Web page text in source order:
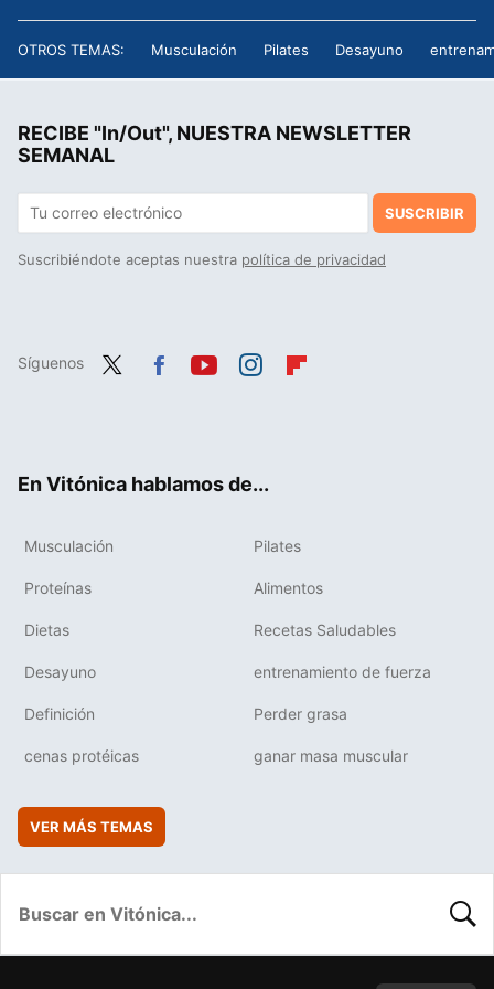
OTROS TEMAS: Musculación Pilates Desayuno
RECIBE "In/Out", NUESTRA NEWSLETTER
SEMANAL
SUSCRIBIR
Suscribiéndote aceptas nuestra política de privacidad
Síguenos
En Vitónica hablamos de...
Musculación Pilates
Proteínas Alimentos
Dietas Recetas Saludables
Desayuno entrenamiento de fuerza
Definición Perder grasa
cenas protéicas ganar masa muscular
VER MÁS TEMAS